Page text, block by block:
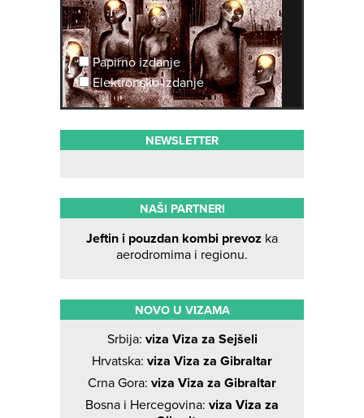
Papirno izdanje
Elektronsko izdanje
NEWSLETTER
NAŠI PARTNERI
Jeftin i pouzdan kombi prevoz ka
aerodromima i regionu.
NOVO U VIZAMA
Srbija: viza Viza za Sejšeli
Hrvatska: viza Viza za Gibraltar
Crna Gora: viza Viza za Gibraltar
Bosna i Hercegovina: viza Viza za